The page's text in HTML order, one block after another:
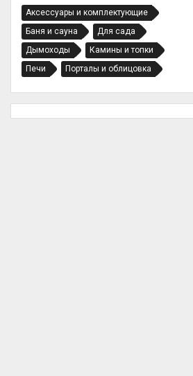
Аксессуары и комплектующие
Баня и сауна
Для сада
Дымоходы
Камины и топки
Печи
Порталы и облицовка